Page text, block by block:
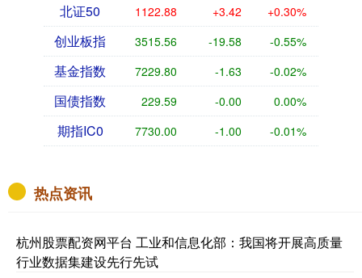
北证50 1122.88 +3.42 +0.30%
创业板指 3515.56 -19.58 -0.55%
基金指数 7229.80 -1.63 -0.02%
国债指数 229.59 -0.00 0.00%
期指IC0 7730.00 -1.00 -0.01%
热点资讯
杭州股票配资网平台 工业和信息化部：我国将开展高质量
行业数据集建设先行先试